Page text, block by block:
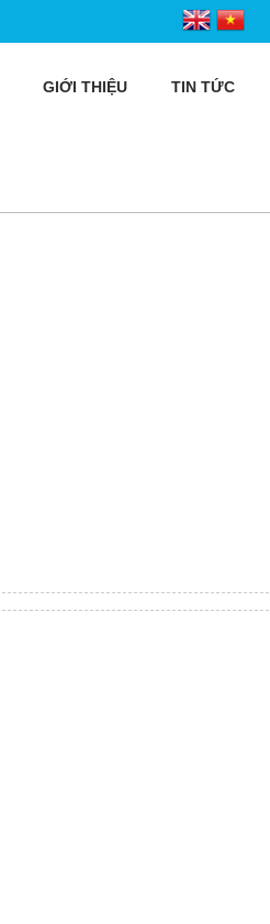
GIỚI THIỆU TIN TỨC